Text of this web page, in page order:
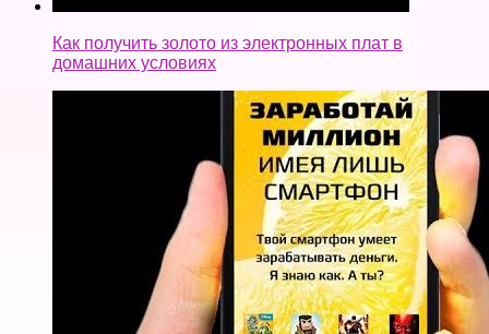
Как получить золото из электронных плат в
домашних условиях